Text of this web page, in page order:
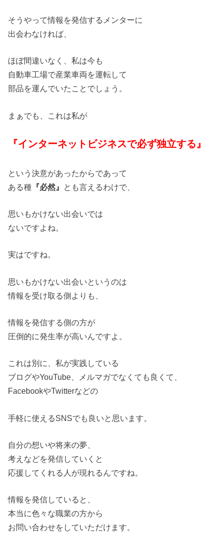
そうやって情報を発信するメンターに
出会わなければ、
ほぼ間違いなく、私は今も
自動車工場で産業車両を運転して
部品を運んでいたことでしょう。
まぁでも、これは私が
『インターネットビジネスで必ず独立する』
という決意があったからであって
ある種 『必然』 とも言えるわけで、
思いもかけない出会いでは
ないですよね。
実はですね。
思いもかけない出会いというのは
情報を受け取る側よりも、
情報を発信する側の方が
圧倒的に発生率が高いんですよ。
これは別に、私が実践している
ブログやYouTube、メルマガでなくても良くて、
FacebookやTwitterなどの
手軽に使えるSNSでも良いと思います。
自分の想いや将来の夢、
考えなどを発信していくと
応援してくれる人が現れるんですね。
情報を発信していると、
本当に色々な職業の方から
お問い合わせをしていただけます。